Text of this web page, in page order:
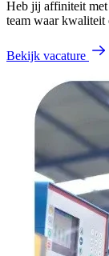
Heb jij affiniteit met
team waar
Bekijk vacature